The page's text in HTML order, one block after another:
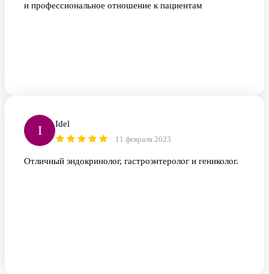
и профессиональное отношение к пациентам
I Idel
11 февраля 2023
Отличный эндокринолог, гастроэнтеролог и гениколог.